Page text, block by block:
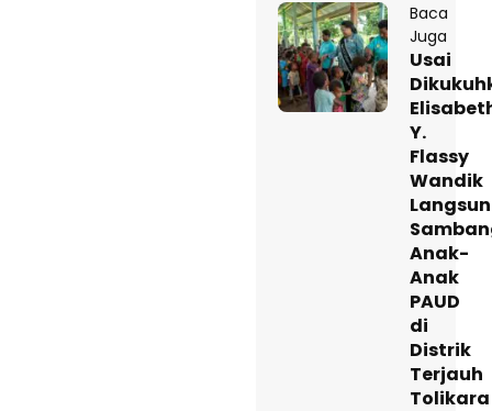
Baca
Juga
Usai
Y.
Flassy
Wandik
Anak-
Anak
PAUD
di
Distrik
Terjauh
Tolikara